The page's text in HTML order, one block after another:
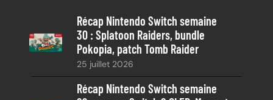
c
h
Récap Nintendo Switch semaine
30 : Splatoon Raiders, bundle
Pokopia, patch Tomb Raider
25 juillet 2026
Récap Nintendo Switch semaine